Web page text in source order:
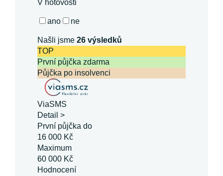
V hotovosti
ano ne
Našli jsme26 výsledků
TOP
První půjčka zdarma
Půjčka po insolvenci
ViaSMS
Detail >
První půjčka do
16 000 Kč
Maximum
60 000 Kč
Hodnocení